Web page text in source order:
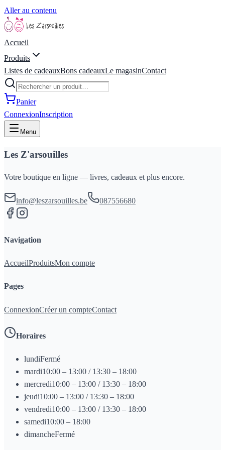
Aller au contenu
Accueil
Produits
Listes de cadeauxBons cadeauxLe magasinContact
Panier
ConnexionInscription
Menu
Les Z'arsouilles
Votre boutique en ligne — livres, cadeaux et plus encore.
info@leszarsouilles.be 087556680
Navigation
AccueilProduitsMon compte
Pages
ConnexionCréer un compteContact
Horaires
lundiFermé
mardi10:00 – 13:00 / 13:30 – 18:00
mercredi10:00 – 13:00 / 13:30 – 18:00
jeudi10:00 – 13:00 / 13:30 – 18:00
vendredi10:00 – 13:00 / 13:30 – 18:00
samedi10:00 – 18:00
dimancheFermé